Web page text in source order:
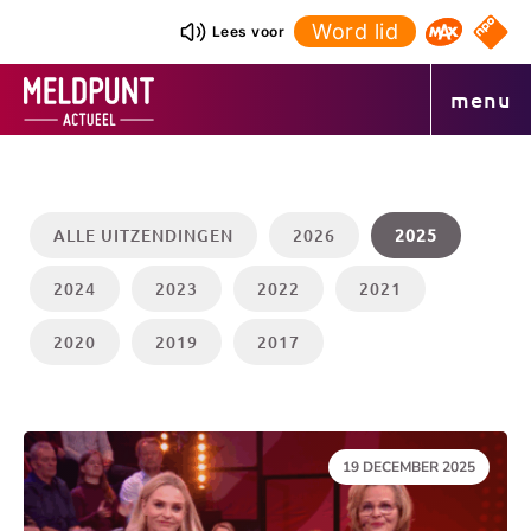
inhoud
Lees voor Word lid Omroep
NPO
menu
ALLE UITZENDINGEN 2026 2025
2024 2023 2022 2021
2020 2019 2017
DATUM:
19 DECEMBER 2025